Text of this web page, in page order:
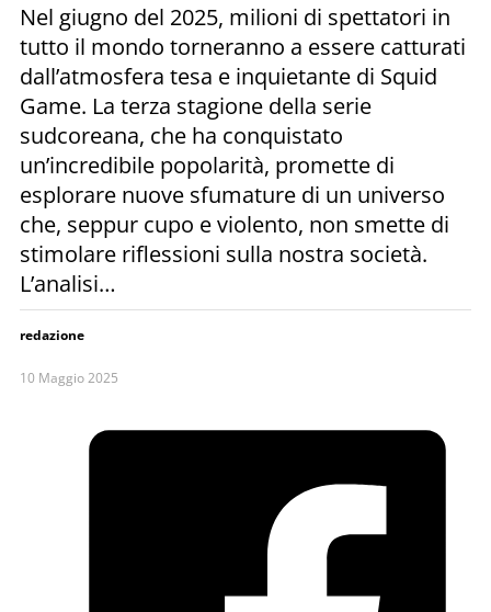
Nel giugno del 2025, milioni di spettatori in
tutto il mondo torneranno a essere catturati
dall’atmosfera tesa e inquietante di Squid
Game. La terza stagione della serie
sudcoreana, che ha conquistato
un’incredibile popolarità, promette di
esplorare nuove sfumature di un universo
che, seppur cupo e violento, non smette di
stimolare riflessioni sulla nostra società.
L’analisi…
redazione
10 Maggio 2025